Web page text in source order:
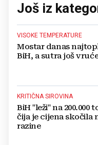
Još iz
VISOKE TEMPERATURE
Mostar danas
BiH, a sutra još
KRITIČNA SIROVINA
BiH "leži" na 200.000
čija je cijena skočila
razine